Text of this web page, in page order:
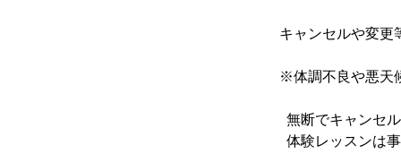
キャンセルや変更
※体調不良や悪天
無断でキャンセ
体験レッスンは